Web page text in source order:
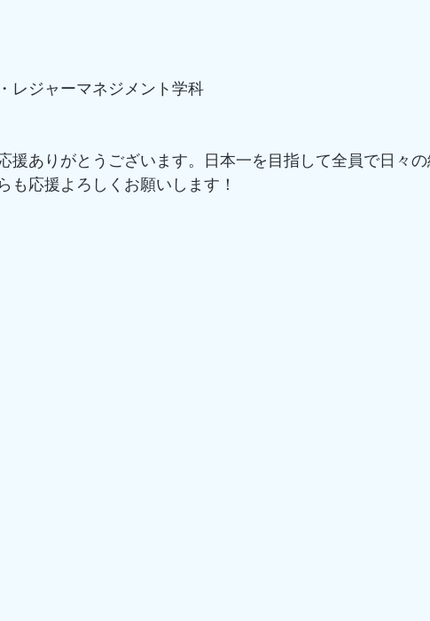
レジャーマネジメント学科
援ありがとうございます。日本一を目指して全員で日々
も応援よろしくお願いします！